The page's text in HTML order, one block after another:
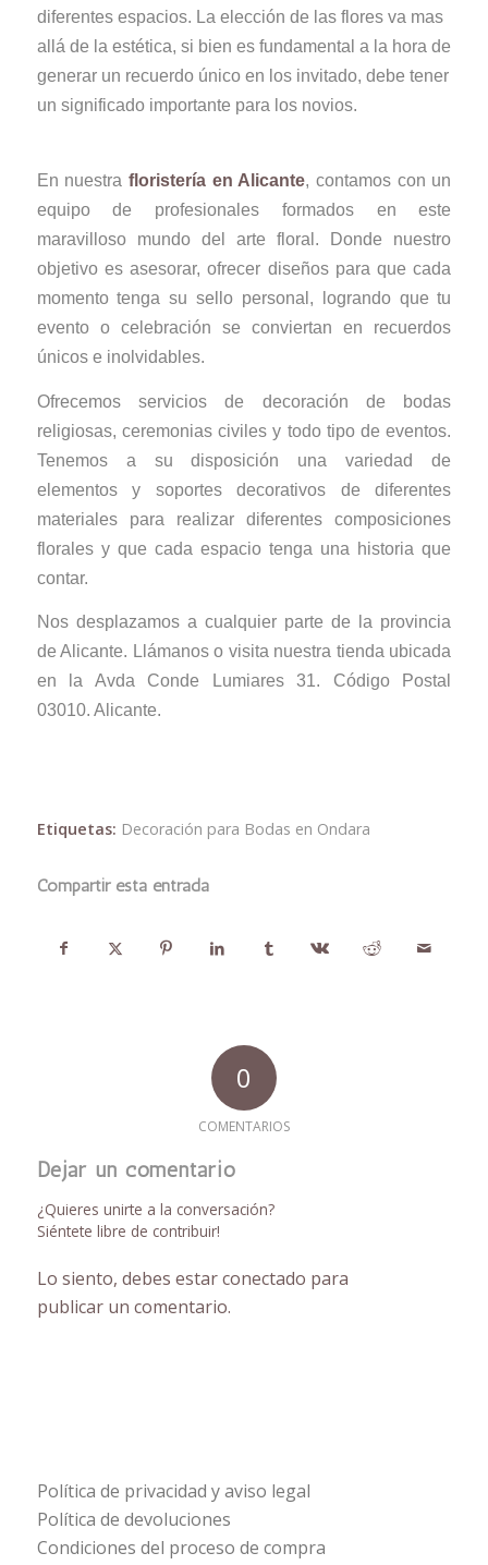
diferentes espacios. La elección de las flores va mas
allá de la estética, si bien es fundamental a la hora de
generar un recuerdo único en los invitado, debe tener
un significado importante para los novios.
En nuestra floristería en Alicante, contamos con un
equipo de profesionales formados en este
maravilloso mundo del arte floral. Donde nuestro
objetivo es asesorar, ofrecer diseños para que cada
momento tenga su sello personal, logrando que tu
evento o celebración se conviertan en recuerdos
únicos e inolvidables.
Ofrecemos servicios de decoración de bodas
religiosas, ceremonias civiles y todo tipo de eventos.
Tenemos a su disposición una variedad de
elementos y soportes decorativos de diferentes
materiales para realizar diferentes composiciones
florales y que cada espacio tenga una historia que
contar.
Nos desplazamos a cualquier parte de la provincia
de Alicante. Llámanos o visita nuestra tienda ubicada
en la Avda Conde Lumiares 31. Código Postal
03010. Alicante.
Etiquetas: Decoración para Bodas en Ondara
Compartir esta entrada
0
COMENTARIOS
Dejar un comentario
¿Quieres unirte a la conversación?
Siéntete libre de contribuir!
Lo siento, debes estarconectado para
publicar un comentario.
Política de privacidad y aviso legal
Política de devoluciones
Condiciones del proceso de compra